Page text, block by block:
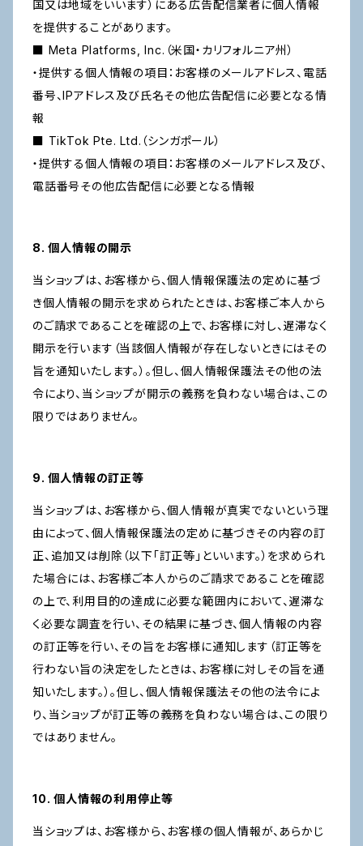
国又は地域をいいます）にある広告配信業者に個人情報
を提供することがあります。
■ Meta Platforms, Inc.（米国・カリフォルニア州）
・提供する個人情報の項目：お客様のメールアドレス、電話
番号、IPアドレス及び氏名その他広告配信に必要となる情
報
■ TikTok Pte. Ltd.（シンガポール）
・提供する個人情報の項目：お客様のメールアドレス及び、
電話番号その他広告配信に必要となる情報
8. 個人情報の開示
当ショップは、お客様から、個人情報保護法の定めに基づ
き個人情報の開示を求められたときは、お客様ご本人から
のご請求であることを確認の上で、お客様に対し、遅滞なく
開示を行います（当該個人情報が存在しないときにはその
旨を通知いたします。）。但し、個人情報保護法その他の法
令により、当ショップが開示の義務を負わない場合は、この
限りではありません。
9. 個人情報の訂正等
当ショップは、お客様から、個人情報が真実でないという理
由によって、個人情報保護法の定めに基づきその内容の訂
正、追加又は削除（以下「訂正等」といいます。）を求められ
た場合には、お客様ご本人からのご請求であることを確認
の上で、利用目的の達成に必要な範囲内において、遅滞な
く必要な調査を行い、その結果に基づき、個人情報の内容
の訂正等を行い、その旨をお客様に通知します（訂正等を
行わない旨の決定をしたときは、お客様に対しその旨を通
知いたします。）。但し、個人情報保護法その他の法令によ
り、当ショップが訂正等の義務を負わない場合は、この限り
ではありません。
10. 個人情報の利用停止等
当ショップは、お客様から、お客様の個人情報が、あらかじ